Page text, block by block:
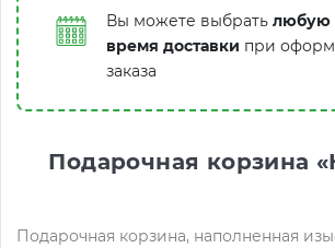
Вы можете выбрать любую
время доставки при
заказа
Подарочная корзина
Подарочная корзина, наполненная